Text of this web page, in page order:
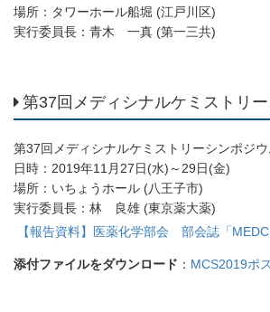
場所：タワーホール船堀 (江戸川区)
実行委員長：青木 一真 (第一三共)
第37回メディシナルケミストリ
第37回メディシナルケミストリーシンポジウ
日時：2019年11月27日(水)～29日(金)
場所：いちょうホール (八王子市)
実行委員長：林 良雄 (東京薬大薬)
【報告資料】医薬化学部会 部会誌「
添付ファイルをダウンロード ： MCS2019ポ